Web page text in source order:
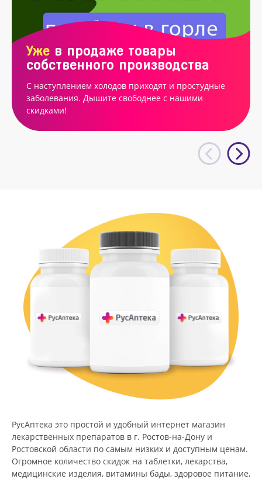
Уже в продаже товары
собственного производства
С наступлением холодов приходят и простудные
заболевания. Дышите свободнее с нашими
скидками!
РусАптека это простой и удобный интернет магазин
лекарственных препаратов в г. Ростов-на-Дону и
Ростовской области по самым низких и доступным ценам.
Огромное количество скидок на таблетки, лекарства,
медицинские изделия, витамины бады, здоровое питание,